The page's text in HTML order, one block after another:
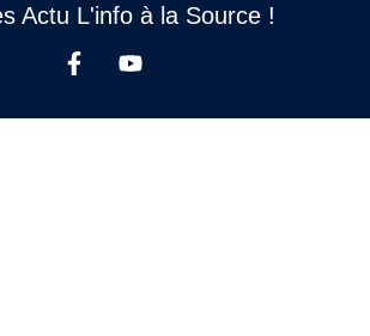
Actu L'info à la Source !